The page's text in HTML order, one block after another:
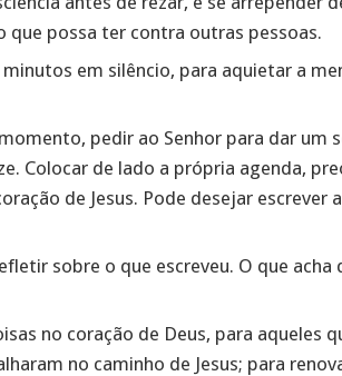
que possa ter contra outras pessoas.
minutos em silêncio, para aquietar a
pedir ao Senhor para dar um
Colocar de lado a própria agenda,
de Jesus. Pode desejar escrever
sobre o que escreveu. O que acha
no coração de Deus, para aqueles
no caminho de Jesus; para